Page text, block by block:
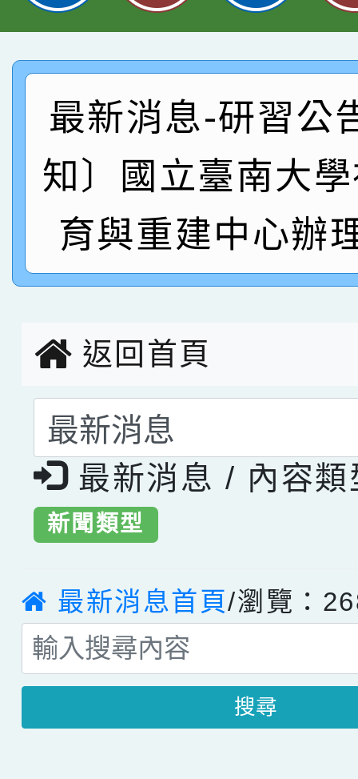
臺灣台語-第二名
市賽榮獲科學小創客佳
創客第三名。
賀！本校參加桃園市中
賽 洪綺君教師榮獲社
名
賀！本校阿巴斯O蜜、
倩參加桃園市科展 國
名 指導老師王老師、
賀！本校四年二班張O
園市英語競賽國小朗讀
賀！本校參加桃園市中
臺灣台語-第二名
市賽榮獲科學小創客佳
最新消息-研習公
知〕國立臺南大
育與重建中心辦
返回首頁
選擇後頁面內容會更
最新消息 / 內容類
新聞類型
最新消息首頁/瀏覽：
搜尋